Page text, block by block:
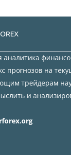
аналитика
прогнозов на
трейдерам
и